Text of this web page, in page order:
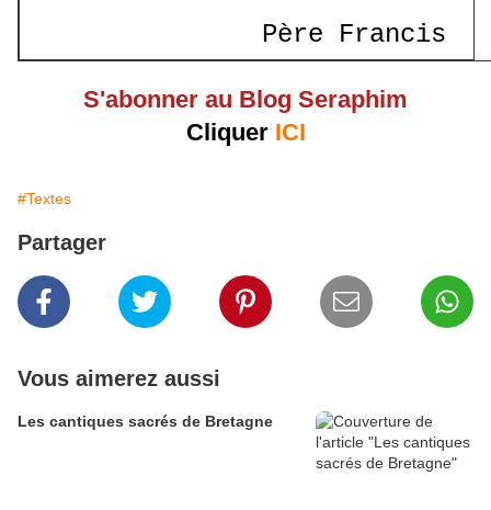
Père Francis
S'abonner au Blog Seraphim
Cliquer ICI
#Textes
Partager
Vous aimerez aussi
Les cantiques sacrés de Bretagne